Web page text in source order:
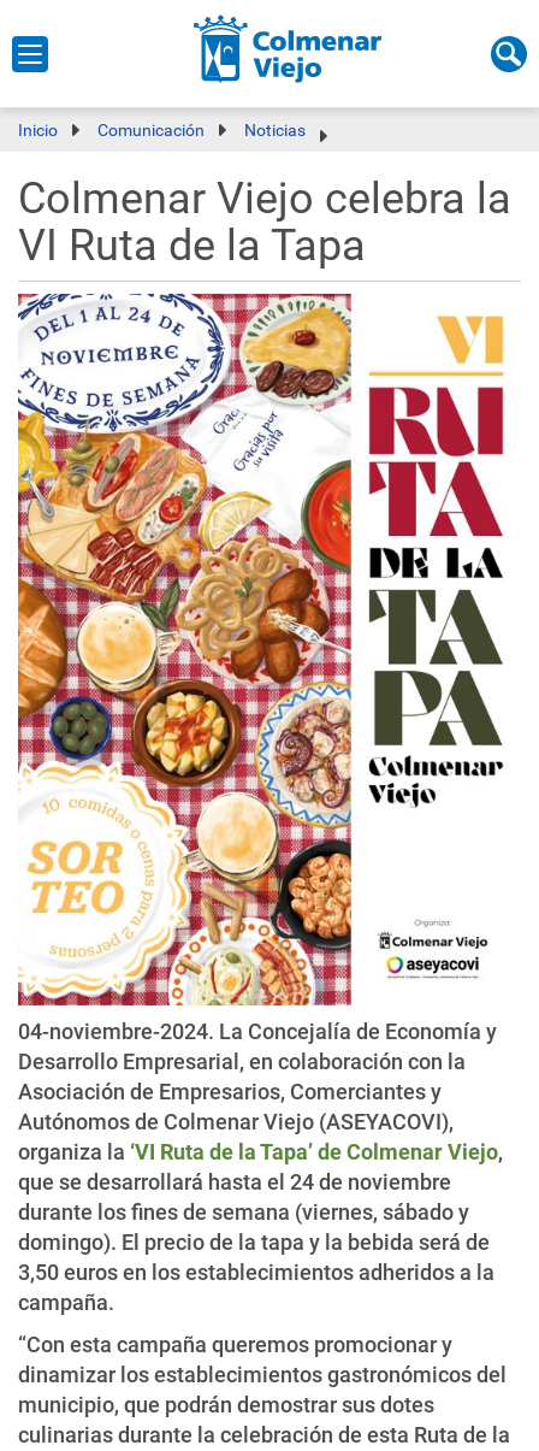
Inicio Comunicación Noticias
Colmenar Viejo celebra la
VI Ruta de la Tapa
04-noviembre-2024. La Concejalía de Economía y
Desarrollo Empresarial, en colaboración con la
Asociación de Empresarios, Comerciantes y
Autónomos de Colmenar Viejo (ASEYACOVI),
organiza la ‘VI Ruta de la Tapa’ de Colmenar Viejo,
que se desarrollará hasta el 24 de noviembre
durante los fines de semana (viernes, sábado y
domingo). El precio de la tapa y la bebida será de
3,50 euros en los establecimientos adheridos a la
campaña.
“Con esta campaña queremos promocionar y
dinamizar los establecimientos gastronómicos del
municipio, que podrán demostrar sus dotes
culinarias durante la celebración de esta Ruta de la